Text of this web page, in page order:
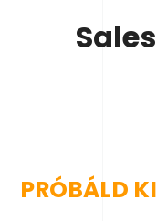
PRÓBÁLD